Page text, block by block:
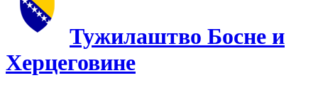
Тужилаштво Босне и
Херцеговине